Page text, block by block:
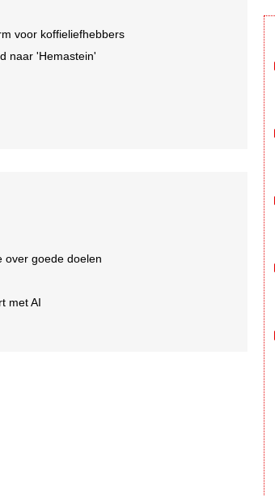
voor koffieliefhebbers
naar 'Hemastein'
over goede doelen
met AI